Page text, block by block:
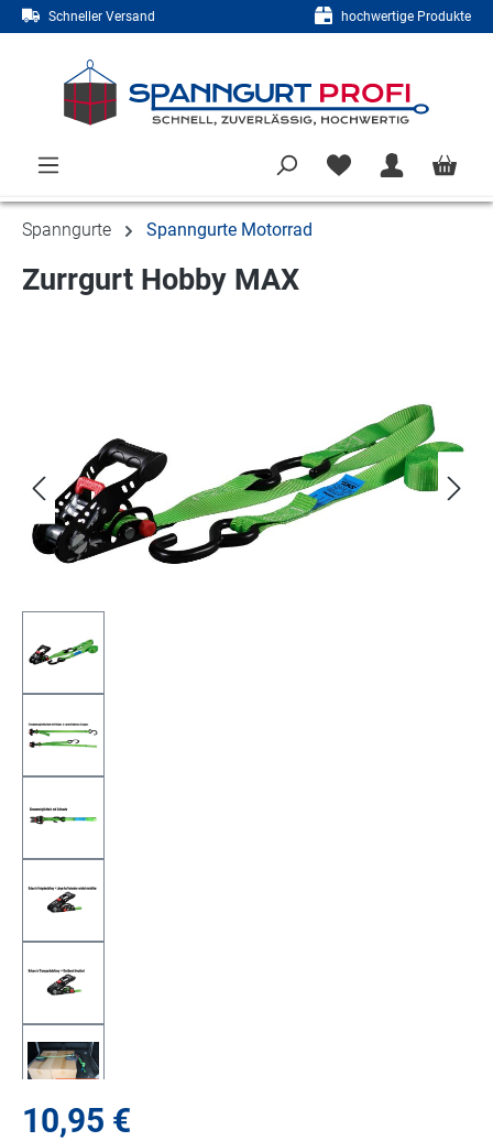
Zum Hauptinhalt springen
Schneller Versand hochwertige Produkte
Spanngurte Spanngurte Motorrad
Zurrgurt Hobby MAX
10,95 €